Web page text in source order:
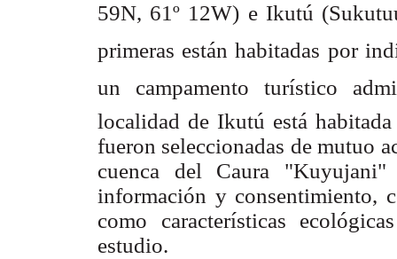
59N, 61º 12W) e Ikutú
primeras están habitadas por
un campamento turístico
localidad de Ikutú está
fueron seleccionadas de mutuo
cuenca del Caura
información y consentimiento,
como características
estudio.